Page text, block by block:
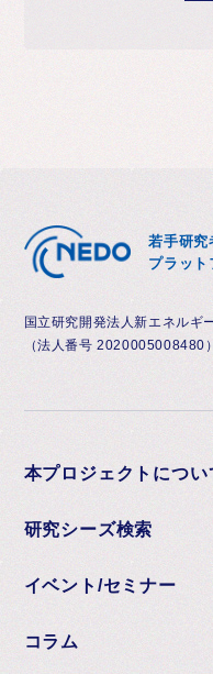
若手研究
プラット
国立研究開発法人新エネルギ
（法人番号 2020005008480）
本プロジェクトについ
研究シーズ検索
イベント/セミナー
コラム